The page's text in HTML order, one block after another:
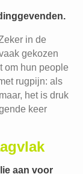
in de
gekozen
om hun people
rugpijn: als
het is druk
keer
aan voor